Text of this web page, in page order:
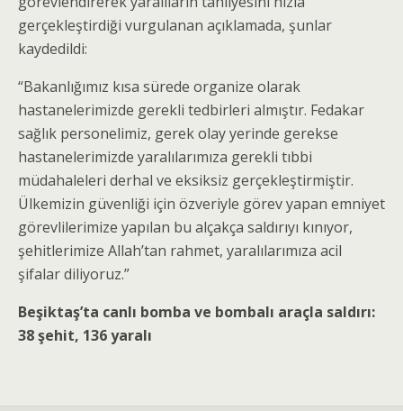
gerçekleştirdiği vurgulanan açıklamada, şunlar
kaydedildi:
“Bakanlığımız kısa sürede organize olarak
hastanelerimizde gerekli tedbirleri almıştır. Fedakar
sağlık personelimiz, gerek olay yerinde gerekse
hastanelerimizde yaralılarımıza gerekli tıbbi
müdahaleleri derhal ve eksiksiz gerçekleştirmiştir.
Ülkemizin güvenliği için özveriyle görev yapan emniyet
görevlilerimize yapılan bu alçakça saldırıyı kınıyor,
şehitlerimize Allah’tan rahmet, yaralılarımıza acil
şifalar diliyoruz.”
Beşiktaş’ta canlı bomba ve bombalı araçla saldırı:
38 şehit, 136 yaralı